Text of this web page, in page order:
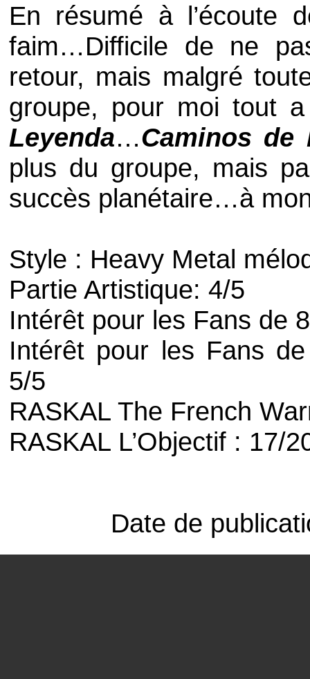
En résumé à l’écoute
faim…Difficile de ne
retour, mais malgré
groupe, pour moi tout
Leyenda…Caminos de
plus du groupe, mais
succès planétaire…à
Style : Heavy Metal
Partie Artistique: 4/5
Intérêt pour les Fans de
Intérêt pour les Fans
5/5
RASKAL The French
RASKAL L’Objectif : 17/
Date de